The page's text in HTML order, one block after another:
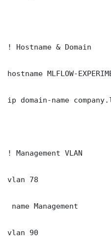
! Hostname & Domain
hostname MLFLOW-
ip domain-name
! Management VLAN
vlan 78
name Management
vlan 90